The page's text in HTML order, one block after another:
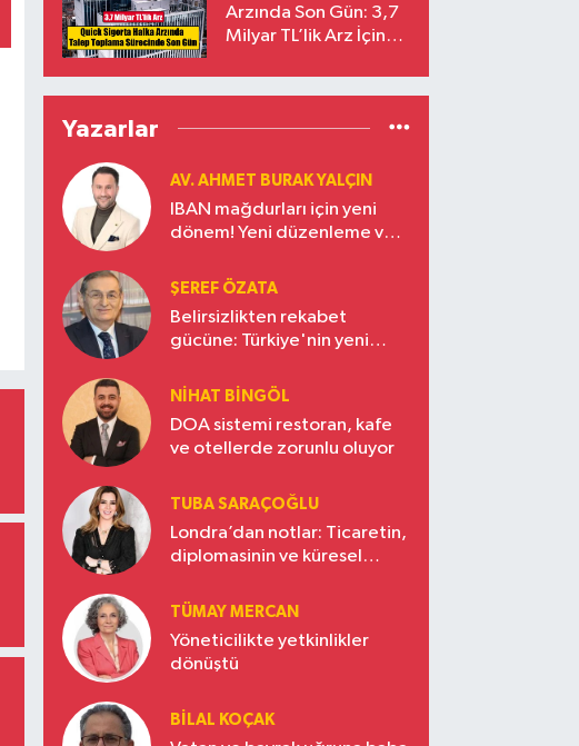
Arzında Son Gün: 3,7
Milyar TL’lik Arz İçin
Eriyor
Yazarlar
AV. AHMET BURAK YALÇIN
IBAN mağdurları için yeni
dönem! Yeni düzenleme ve
ŞEREF ÖZATA
Belirsizlikten rekabet
gücüne: Türkiye'nin yeni
NIHAT BINGÖL
DOA sistemi restoran, kafe
ve otellerde zorunlu oluyor
TUBA SARAÇOĞLU
Londra’dan notlar: Ticaretin,
diplomasinin ve küresel
Türkiye’nin yükselen gücü
TÜMAY MERCAN
Yöneticilikte yetkinlikler
dönüştü
BILAL KOÇAK